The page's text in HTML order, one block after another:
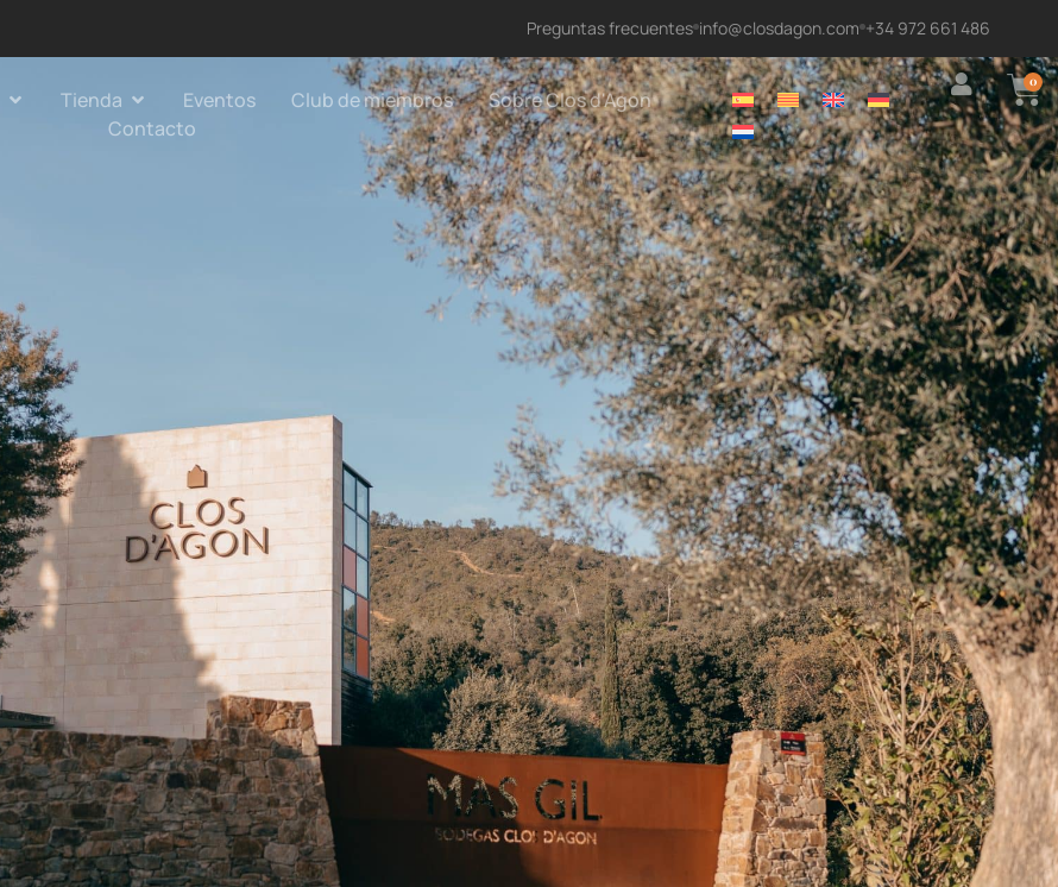
Preguntas frecuentes info@closdagon.com +34 972 661 486
Tienda Eventos Club de miembros
Sobre Clos d'Agon
Contacto
0